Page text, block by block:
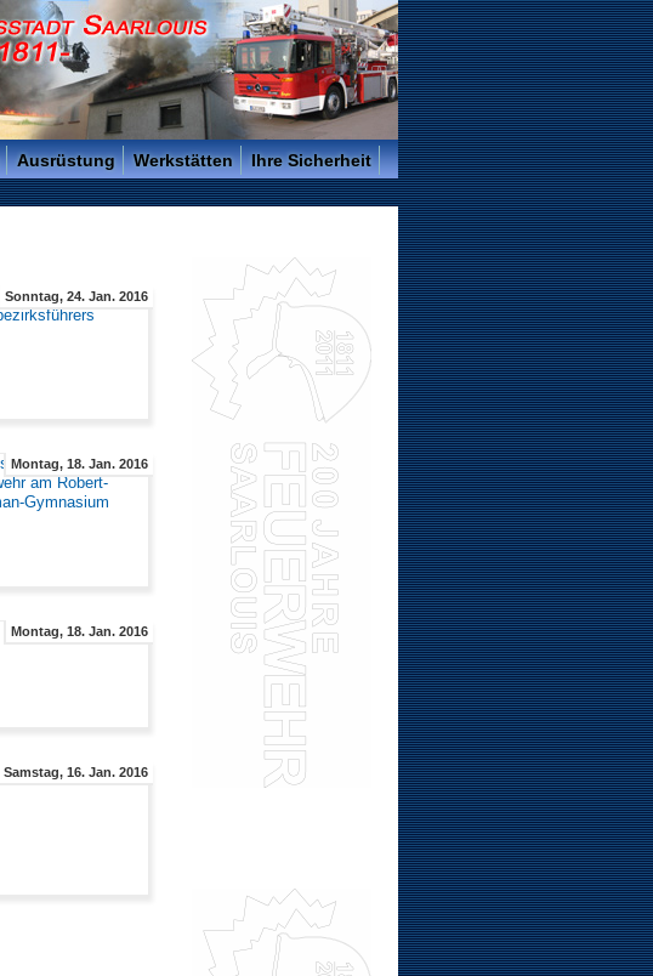
Ausrüstung Werkstätten Ihre Sicherheit
Sonntag, 24. Jan. 2016
Montag, 18. Jan. 2016
Montag, 18. Jan. 2016
Samstag, 16. Jan. 2016